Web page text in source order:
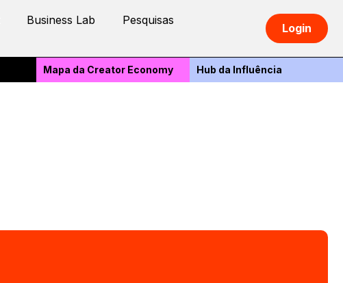
Business Lab Pesquisas
Login
Mapa da Creator Economy Hub da Influência